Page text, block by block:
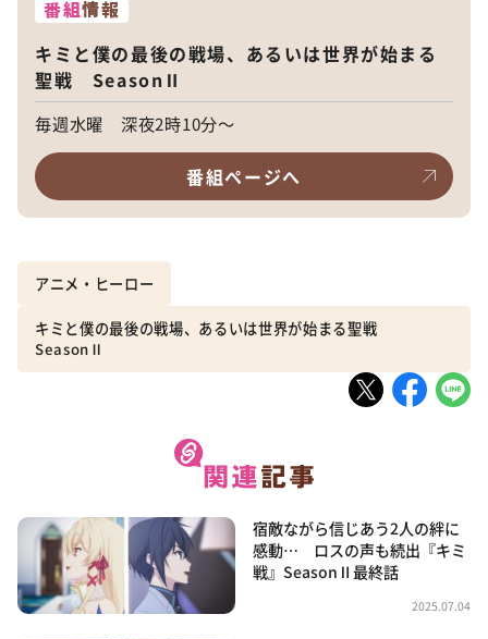
番組情報
キミと僕の最後の戦場、あるいは世界が始まる
聖戦 SeasonⅡ
毎週水曜 深夜2時10分～
番組ページへ
アニメ・ヒーロー
キミと僕の最後の戦場、あるいは世界が始まる聖戦
SeasonⅡ
宿敵ながら信じあう2人の絆に
感動… ロスの声も続出『キミ
戦』SeasonⅡ最終話
2025.07.04